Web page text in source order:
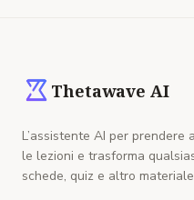
Thetawave AI
L’assistente AI per prendere
le lezioni e trasforma
schede, quiz e altro